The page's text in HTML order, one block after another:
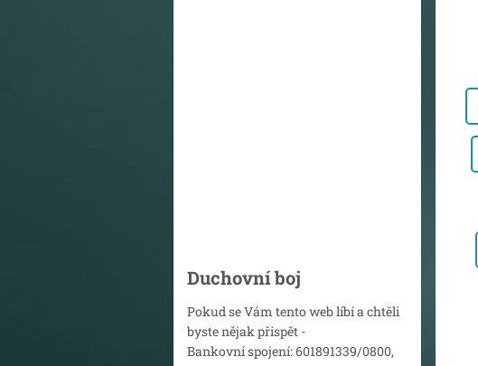
Duchovní boj
Pokud se Vám tento web líbí a chtěli
byste nějak přispět -
Bankovní spojení: 601891339/0800,